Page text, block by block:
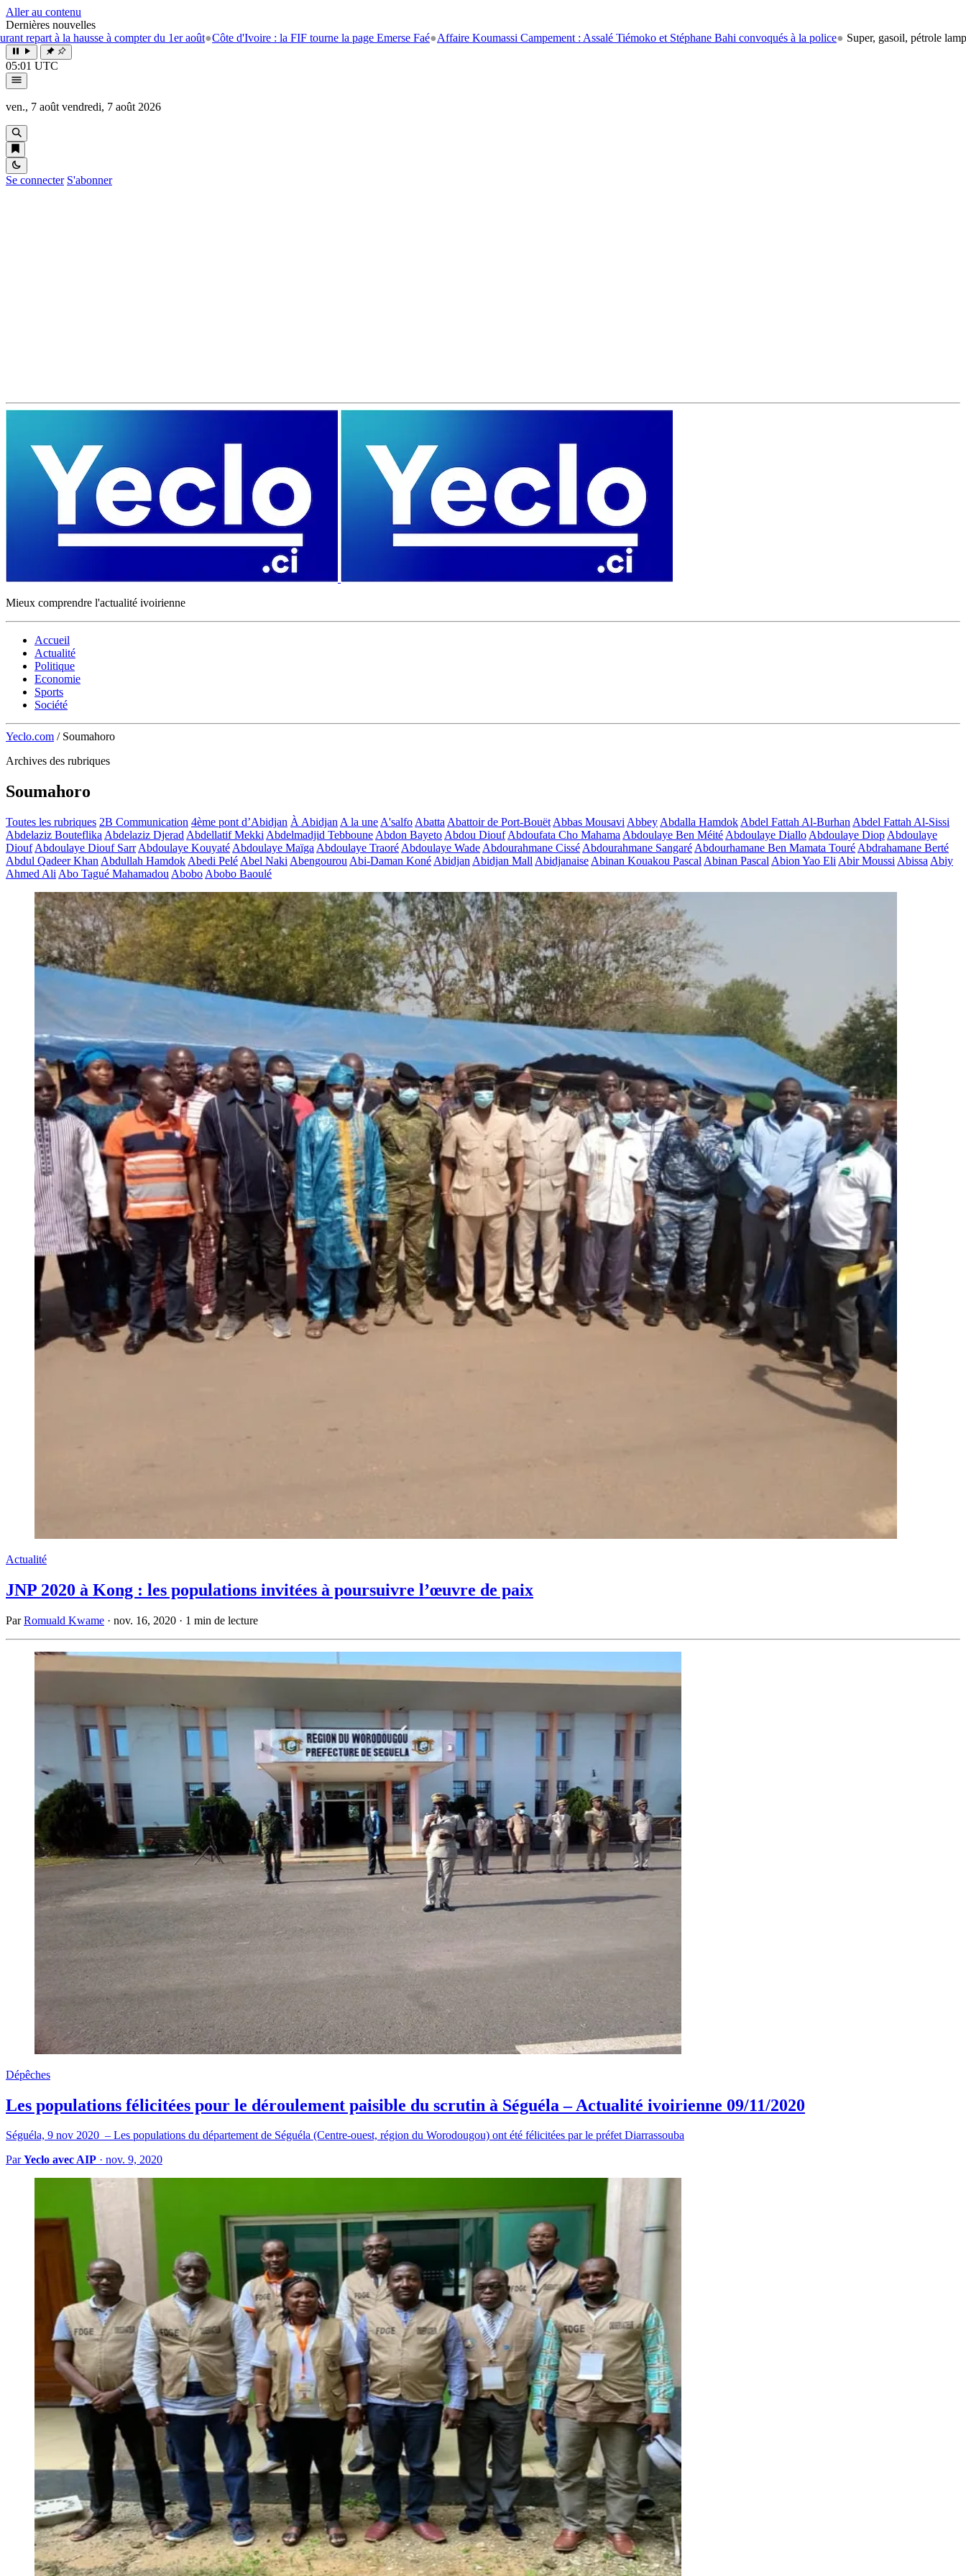
Aller au contenu
Dernières nouvelles
la hausse à compter du 1er août●Côte d'Ivoire : la FIF tourne la page Emerse Faé ●Affaire Koumassi Campement : Assalé Tiémoko et Stéphane Bahi convoqués à la police● Super, gasoil, pétrole lampant: le
05:01 UTC
ven., 7 août vendredi, 7 août 2026
Se connecter S'abonner
Mieux comprendre l'actualité ivoirienne
Accueil
Actualité
Politique
Economie
Sports
Société
Yeclo.com / Soumahoro
Archives des rubriques
Soumahoro
Toutes les rubriques 2B Communication 4ème pont d’Abidjan À Abidjan A la une A'salfo Abatta Abattoir de Port-Bouët Abbas Mousavi Abbey Abdalla Hamdok Abdel Fattah Al-Burhan Abdel Fattah Al-Sissi
Abdelaziz Bouteflika Abdelaziz Djerad Abdellatif Mekki Abdelmadjid Tebboune Abdon Bayeto Abdou Diouf Abdoufata Cho Mahama Abdoulaye Ben Méité Abdoulaye Diallo Abdoulaye Diop Abdoulaye
Diouf Abdoulaye Diouf Sarr Abdoulaye Kouyaté Abdoulaye Maïga Abdoulaye Traoré Abdoulaye Wade Abdourahmane Cissé Abdourahmane Sangaré Abdourhamane Ben Mamata Touré Abdrahamane Berté
Abdul Qadeer Khan Abdullah Hamdok Abedi Pelé Abel Naki Abengourou Abi-Daman Koné Abidjan Abidjan Mall Abidjanaise Abinan Kouakou Pascal Abinan Pascal Abion Yao Eli Abir Moussi Abissa Abiy
Ahmed Ali Abo Tagué Mahamadou Abobo Abobo Baoulé
Actualité
JNP 2020 à Kong : les populations invitées à poursuivre l’œuvre de paix
ParRomuald Kwame · nov. 16, 2020 · 1 min de lecture
Dépêches
Les populations félicitées pour le déroulement paisible du scrutin à Séguéla – Actualité ivoirienne 09/11/2020
Séguéla, 9 nov 2020 – Les populations du département de Séguéla (Centre-ouest, région du Worodougou) ont été félicitées par le préfet Diarrassouba
ParYeclo avec AIP · nov. 9, 2020